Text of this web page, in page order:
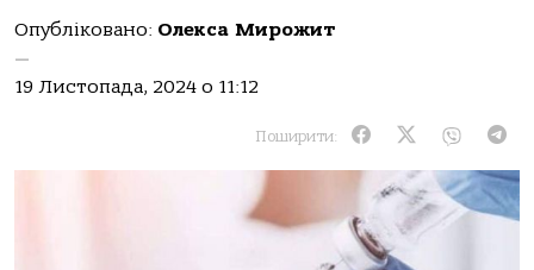
Опубліковано: Олекса Мирожит
—
19 Листопада, 2024 о 11:12
Поширити: